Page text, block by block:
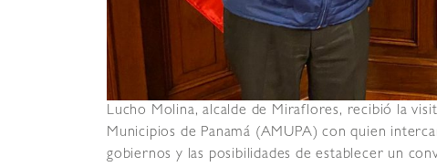
Lucho Molina, alcalde de Miraflores, recibió la
Municipios de Panamá (AMUPA) con quien
gobiernos y las posibilidades de establecer un